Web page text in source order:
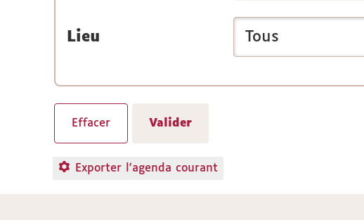
Lieu
Exporter l'agenda courant